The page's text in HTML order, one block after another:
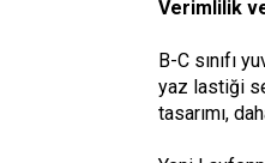
Verimlilik
B-C sınıfı
yaz lastiği
tasarımı,